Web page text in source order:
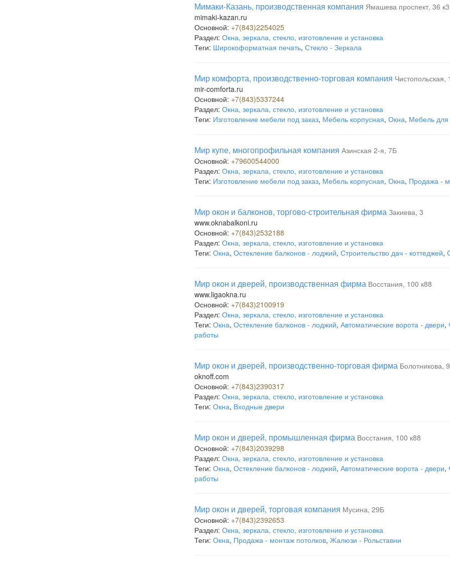
Мимаки-Казань, производственная компания Ямашева проспект, 36 к3
mimaki-kazan.ru
Основной: +7(843)2254025
Раздел: Окна, зеркала, стекло, изготовление и установка
Теги: Широкоформатная печать, Стекло - Зеркала
Мир комфорта, производственно-торговая компания Чистопольская,
mir-comforta.ru
Основной: +7(843)5337244
Раздел: Окна, зеркала, стекло, изготовление и установка
Теги: Изготовление мебели под заказ, Мебель корпусная, Окна, Мебель для
Мир купе, многопрофильная компания Азинская 2-я, 7Б
Основной: +79600544000
Раздел: Окна, зеркала, стекло, изготовление и установка
Теги: Изготовление мебели под заказ, Мебель корпусная, Окна, Продажа -
Мир окон и балконов, торгово-строительная фирма Закиева, 3
www.oknabalkoni.ru
Основной: +7(843)2532188
Раздел: Окна, зеркала, стекло, изготовление и установка
Теги: Окна, Остекление балконов - лоджий, Строительство дач - коттеджей,
Мир окон и дверей, производственная фирма Восстания, 100 к88
www.ligaokna.ru
Основной: +7(843)2100919
Раздел: Окна, зеркала, стекло, изготовление и установка
Теги: Окна, Остекление балконов - лоджий, Автоматические ворота - двери,
работы
Мир окон и дверей, производственно-торговая фирма Болотникова, 9
oknoff.com
Основной: +7(843)2390317
Раздел: Окна, зеркала, стекло, изготовление и установка
Теги: Окна, Входные двери
Мир окон и дверей, промышленная фирма Восстания, 100 к88
Основной: +7(843)2039298
Раздел: Окна, зеркала, стекло, изготовление и установка
Теги: Окна, Остекление балконов - лоджий, Автоматические ворота - двери,
работы
Мир окон и дверей, торговая компания Мусина, 29Б
Основной: +7(843)2392653
Раздел: Окна, зеркала, стекло, изготовление и установка
Теги: Окна, Продажа - монтаж потолков, Жалюзи - Рольставни